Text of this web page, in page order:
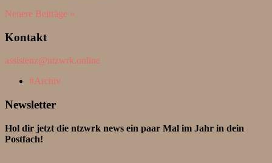
Neuere Beiträge »
Kontakt
assistenz@ntzwrk.online
Archiv
Newsletter
Hol dir jetzt die ntzwrk news ein paar Mal im Jahr in dein
Postfach!